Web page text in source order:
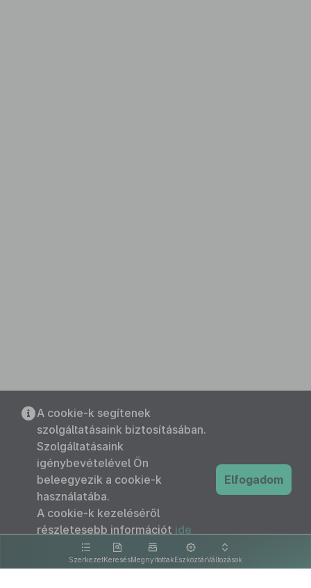
SzerkezetKeresésMegnyitottakEszköztárVáltozások
A cookie-k segítenek
szolgáltatásaink biztosításában.
Szolgáltatásaink
igénybevételével Ön
beleegyezik a cookie-k
használatába.
A cookie-k kezeléséről
részletesebb információt ide
kattintva olvashat.
Elfogadom